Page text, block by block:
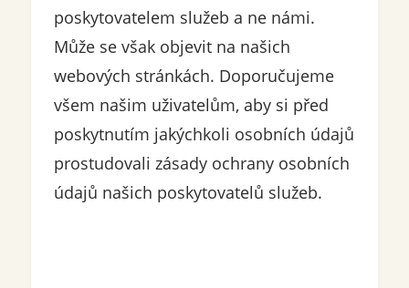
poskytovatelem služeb a ne námi.
Může se však objevit na našich
webových stránkách. Doporučujeme
všem našim uživatelům, aby si před
poskytnutím jakýchkoli osobních údajů
prostudovali zásady ochrany osobních
údajů našich poskytovatelů služeb.